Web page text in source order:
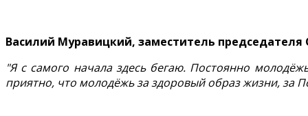
Василий Муравицкий, заместитель председателя
"Я с самого начала здесь бегаю. Постоянно
приятно, что молодёжь за здоровый образ жизни, за